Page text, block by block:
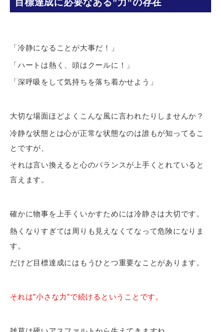
目標達成に必要なある”力”の存在
「冷静になることが大事だ！」
「ハートは熱く、頭はクールに！」
「深呼吸をして気持ちを落ち着かせよう」
大切な場面ほどよくこんな風に言われたりしませんか？
冷静な状態とは心が正常な状態なのは誰もが知ってるこ
とですが、
それは言い換えると心のバランスが上手くとれていると
言えます。
確かに物事を上手くいかすためには冷静さは大切です。
熱くなりすぎては周りも見えなくてなって危険になりま
す。
だけど目標達成にはもうひとつ重要なことがあります。
それは”小さな力”で続けるということです。